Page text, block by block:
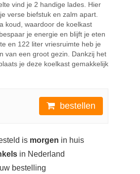
vind je 2 handige lades. Hier
verse biefstuk en zalm apart.
koud, waardoor de koelkast
je energie en blijft je eten
en 122 liter vriesruimte heb je
van een groot gezin. Dankzij het
je deze koelkast gemakkelijk
bestellen
is morgen in huis
in Nederland
bestelling